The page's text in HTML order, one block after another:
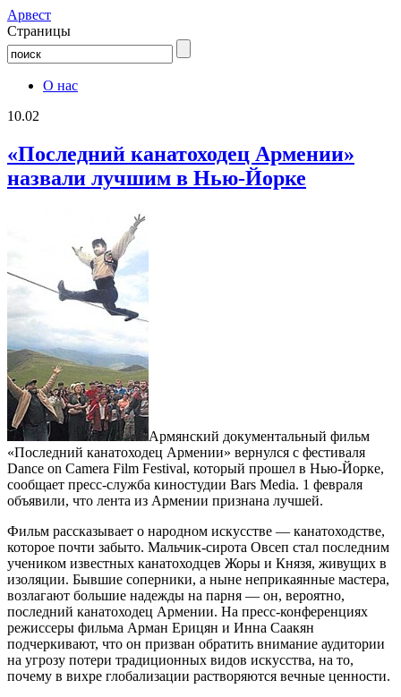
Aрвест
Страницы
О нас
10.02
«Последний канатоходец Армении»
назвали лучшим в Нью-Йорке
Армянский документальный фильм
«Последний канатоходец Армении» вернулся с фестиваля
Dance on Camera Film Festival, который прошел в Нью-Йорке,
сообщает пресс-служба киностудии Bars Media. 1 февраля
объявили, что лента из Армении признана лучшей.
Фильм рассказывает о народном искусстве — канатоходстве,
которое почти забыто. Мальчик-сирота Овсеп стал последним
учеником известных канатоходцев Жоры и Князя, живущих в
изоляции. Бывшие соперники, а ныне неприкаянные мастера,
возлагают большие надежды на парня — он, вероятно,
последний канатоходец Армении. На пресс-конференциях
режиссеры фильма Арман Ерицян и Инна Саакян
подчеркивают, что он призван обратить внимание аудитории
на угрозу потери традиционных видов искусства, на то,
почему в вихре глобализации растворяются вечные ценности.